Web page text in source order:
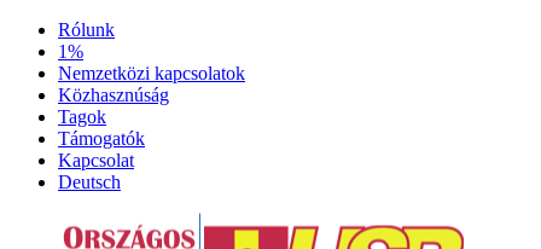
Rólunk
1%
Nemzetközi kapcsolatok
Közhasznúság
Tagok
Támogatók
Kapcsolat
Deutsch